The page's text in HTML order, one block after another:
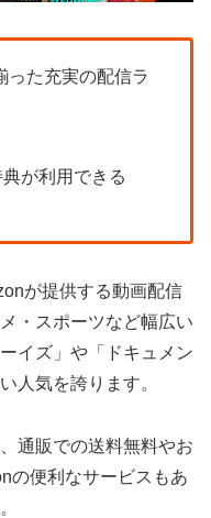
った充実の配信ラ
が利用できる
が提供する動画配信
・スポーツなど幅広い
イズ」や「ドキュメン
人気を誇ります。
通販での送料無料やお
の便利なサービスもあ